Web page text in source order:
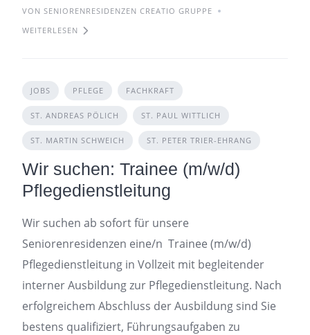
VON SENIORENRESIDENZEN CREATIO GRUPPE
WEITERLESEN
JOBS PFLEGE FACHKRAFT
ST. ANDREAS PÖLICH ST. PAUL WITTLICH
ST. MARTIN SCHWEICH ST. PETER TRIER-EHRANG
Wir suchen: Trainee (m/w/d)
Pflegedienstleitung
Wir suchen ab sofort für unsere
Seniorenresidenzen eine/n Trainee (m/w/d)
Pflegedienstleitung in Vollzeit mit begleitender
interner Ausbildung zur Pflegedienstleitung. Nach
erfolgreichem Abschluss der Ausbildung sind Sie
bestens qualifiziert, Führungsaufgaben zu